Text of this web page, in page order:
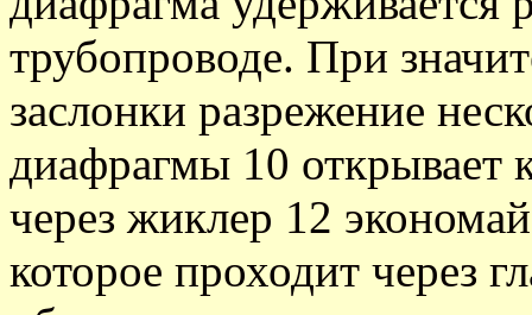
трубопроводе. При
заслонки разрежение
диафрагмы 10 открывает
через жиклер 12
которое проходит через